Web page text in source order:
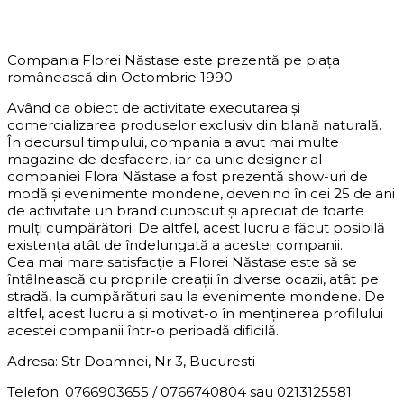
Compania Florei Năstase este prezentă pe piața
românească din Octombrie 1990.
Având ca obiect de activitate executarea și
comercializarea produselor exclusiv din blană naturală.
În decursul timpului, compania a avut mai multe
magazine de desfacere, iar ca unic designer al
companiei Flora Năstase a fost prezentă show-uri de
modă și evenimente mondene, devenind în cei 25 de ani
de activitate un brand cunoscut și apreciat de foarte
mulți cumpărători. De altfel, acest lucru a făcut posibilă
existența atât de îndelungată a acestei companii.
Cea mai mare satisfacție a Florei Năstase este să se
întâlnească cu propriile creații în diverse ocazii, atât pe
stradă, la cumpărături sau la evenimente mondene. De
altfel, acest lucru a și motivat-o în menținerea profilului
acestei companii într-o perioadă dificilă.
Adresa: Str Doamnei, Nr 3, Bucuresti
Telefon: 0766903655 / 0766740804 sau 0213125581